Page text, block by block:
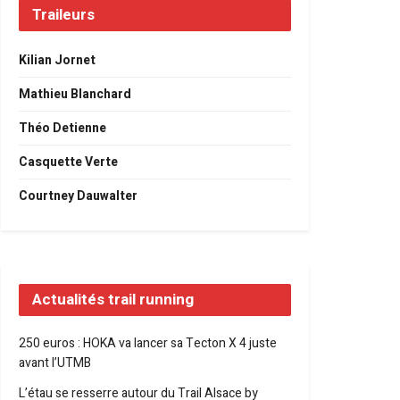
Traileurs
Kilian Jornet
Mathieu Blanchard
Théo Detienne
Casquette Verte
Courtney Dauwalter
Actualités trail running
250 euros : HOKA va lancer sa Tecton X 4 juste
avant l’UTMB
L’étau se resserre autour du Trail Alsace by